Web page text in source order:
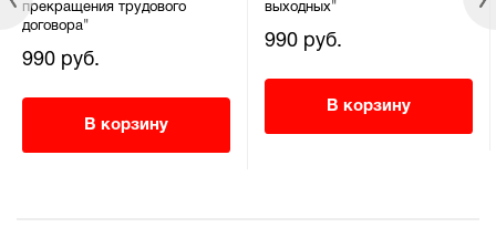
прекращения трудового
договора"
990 руб.
В корзину
выходных"
990 руб.
В корзину